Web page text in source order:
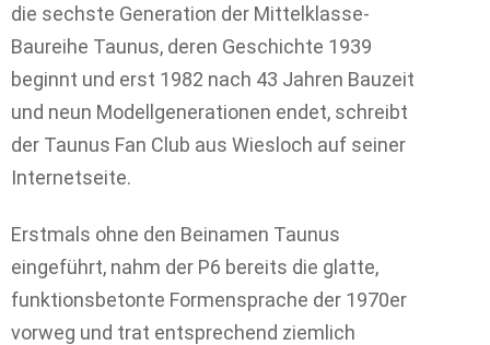
die sechste Generation der Mittelklasse-
Baureihe Taunus, deren Geschichte 1939
beginnt und erst 1982 nach 43 Jahren Bauzeit
und neun Modellgenerationen endet, schreibt
der Taunus Fan Club aus Wiesloch auf seiner
Internetseite.
Erstmals ohne den Beinamen Taunus
eingeführt, nahm der P6 bereits die glatte,
funktionsbetonte Formensprache der 1970er
vorweg und trat entsprechend ziemlich